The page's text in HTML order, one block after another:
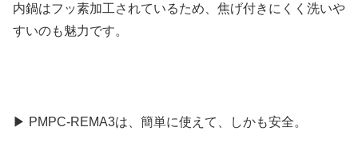
内鍋はフッ素加工されているため、焦げ付きにくく洗いや
すいのも魅力です。
▶ PMPC-REMA3は、簡単に使えて、しかも安全。